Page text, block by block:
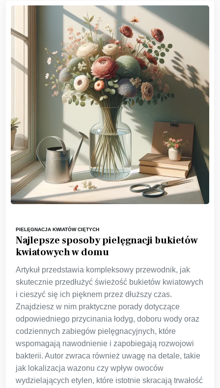
PIELĘGNACJA KWIATÓW CIĘTYCH
Najlepsze sposoby pielęgnacji bukietów
kwiatowych w domu
Artykuł przedstawia kompleksowy przewodnik, jak
skutecznie przedłużyć świeżość bukietów kwiatowych
i cieszyć się ich pięknem przez dłuższy czas.
Znajdziesz w nim praktyczne porady dotyczące
odpowiedniego przycinania łodyg, doboru wody oraz
codziennych zabiegów pielęgnacyjnych, które
wspomagają nawodnienie i zapobiegają rozwojowi
bakterii. Autor zwraca również uwagę na detale, takie
jak lokalizacja wazonu czy wpływ owoców
wydzielających etylen, które istotnie skracają trwałość